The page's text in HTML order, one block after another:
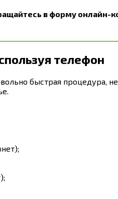
в форму онлайн-
телефон
быстрая